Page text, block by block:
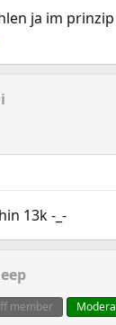
ja im
13k -_-
member